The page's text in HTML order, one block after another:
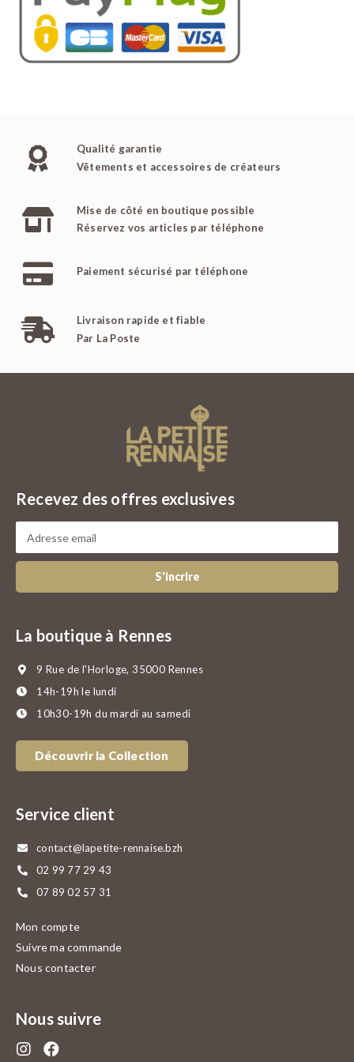
Qualité garantie
Vêtements et accessoires de créateurs
Mise de côté en boutique possible
Réservez vos articles par téléphone
Paiement sécurisé par téléphone
Livraison rapide et fiable
Par La Poste
Recevez des offres exclusives
S'incrire
La boutique à Rennes
9 Rue de l'Horloge, 35000 Rennes
14h-19h le lundi
10h30-19h du mardi au samedi
Découvrir la Collection
Service client
contact@lapetite-rennaise.bzh
02 99 77 29 43
07 89 02 57 31
Mon compte
Suivre ma commande
Nous contacter
Nous suivre